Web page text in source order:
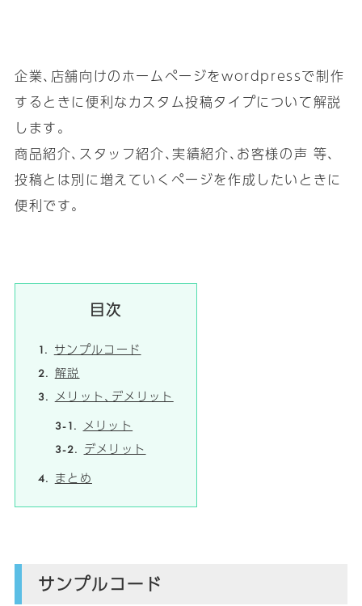
企業､店舗向けのホームページをwordpressで制作
するときに便利なカスタム投稿タイプについて解説
します｡
商品紹介､スタッフ紹介､実績紹介､お客様の声 等､
投稿とは別に増えていくページを作成したいときに
便利です｡
目次
サンプルコード
解説
メリット､デメリット
メリット
デメリット
まとめ
サンプルコード